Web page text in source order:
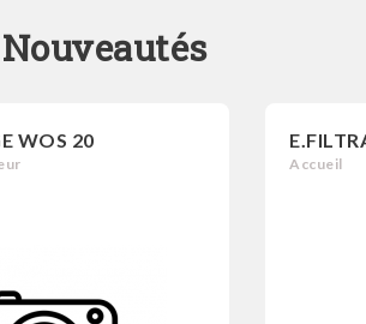
Nouveautés
WOS 20
Accueil